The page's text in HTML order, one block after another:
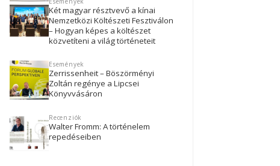
Két magyar résztvevő a kínai
Nemzetközi Költészeti Fesztiválon
– Hogyan képes a költészet
közvetíteni a világ történeteit
Események
Zerrissenheit – Böszörményi
Zoltán regénye a Lipcsei
Könyvvásáron
Recenziók
Walter Fromm: A történelem
repedéseiben